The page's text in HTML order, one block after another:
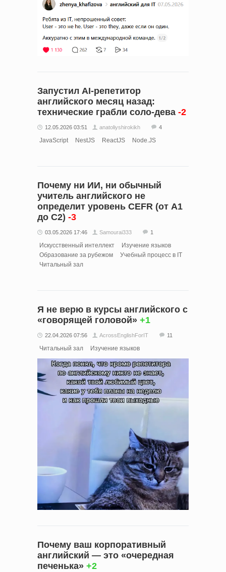
Запустил AI-репетитор
английского месяц назад:
технические грабли соло-дева -2
12.05.2026 03:51 anatoliyshirokikh 4
JavaScript NestJS ReactJS Node.JS
Почему ни ИИ, ни обычный
учитель английского не
определит уровень CEFR (от A1
до C2) -3
03.05.2026 17:46 Samourai333 1
Искусственный интеллект
Изучение языков
Образование за рубежом
Учебный процесс в IT
Читальный зал
Я не верю в курсы английского с
«говорящей головой» +1
22.04.2026 07:56 AcrossEnglishForIT 11
Читальный зал Изучение языков
Почему ваш корпоративный
английский — это «очередная
печенька» +2